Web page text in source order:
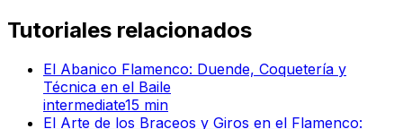
Tutoriales relacionados
El Abanico Flamenco: Duende, Coquetería y
Técnica en el Baile
intermediate15 min
El Arte de los Braceos y Giros en el Flamenco: